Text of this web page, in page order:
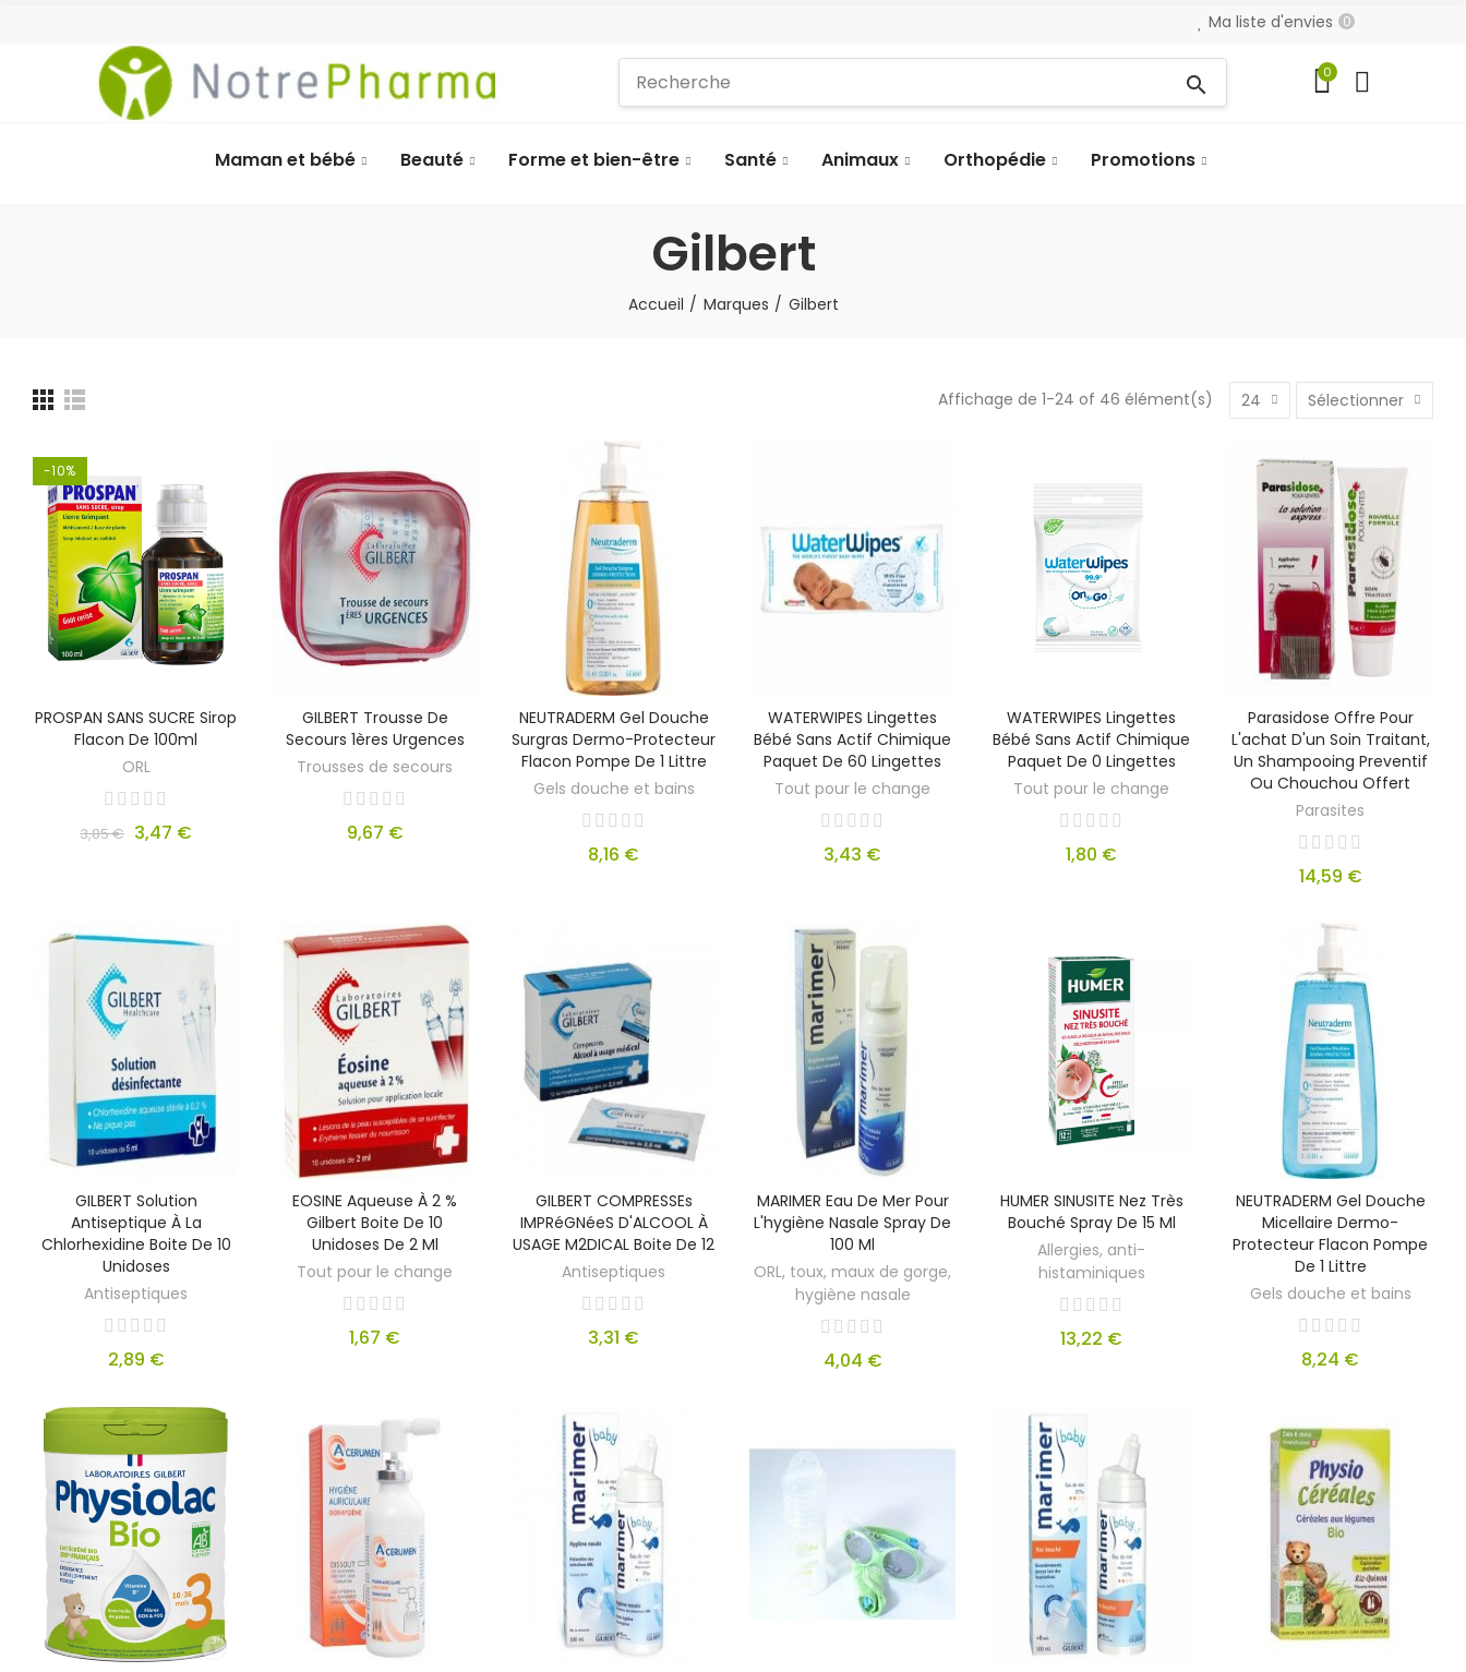
Ma liste d'envies 0
search 0
Maman et bébé Beauté Forme et bien-être Santé Animaux Orthopédie Promotions
Gilbert
Accueil Marques Gilbert
Affichage de 1-24 of 46 élément(s) 24 Sélectionner
-10%
PROSPAN SANS SUCRE Sirop
Flacon De 100ml
ORL
3,85 € 3,47 €
GILBERT Trousse De
Secours 1ères Urgences
Trousses de secours
9,67 €
NEUTRADERM Gel Douche
Surgras Dermo-Protecteur
Flacon Pompe De 1 Littre
Gels douche et bains
8,16 €
WATERWIPES Lingettes
Bébé Sans Actif Chimique
Paquet De 60 Lingettes
Tout pour le change
3,43 €
WATERWIPES Lingettes
Bébé Sans Actif Chimique
Paquet De 0 Lingettes
Tout pour le change
1,80 €
Parasidose Offre Pour
L'achat D'un Soin Traitant,
Un Shampooing Preventif
Ou Chouchou Offert
Parasites
14,59 €
GILBERT Solution
Antiseptique À La
Chlorhexidine Boite De 10
Unidoses
Antiseptiques
2,89 €
EOSINE Aqueuse À 2 %
Gilbert Boite De 10
Unidoses De 2 Ml
Tout pour le change
1,67 €
GILBERT COMPRESSEs
IMPRéGNéeS D'ALCOOL À
USAGE M2DICAL Boite De 12
Antiseptiques
3,31 €
MARIMER Eau De Mer Pour
L'hygiène Nasale Spray De
100 Ml
ORL, toux, maux de gorge,
hygiène nasale
4,04 €
HUMER SINUSITE Nez Très
Bouché Spray De 15 Ml
Allergies, anti-
histaminiques
13,22 €
NEUTRADERM Gel Douche
Micellaire Dermo-
Protecteur Flacon Pompe
De 1 Littre
Gels douche et bains
8,24 €